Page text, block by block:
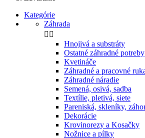
Kategórie
Záhrada
 
Hnojivá a substráty
Ostatné záhradné potreby
Kvetináče
Záhradné a pracovné
Záhradné náradie
Semená, osivá, sadba
Textílie, pletivá, siete
Pareniská, skleníky,
Dekorácie
Krovinorezy a Kosačky
Nožnice a pílky